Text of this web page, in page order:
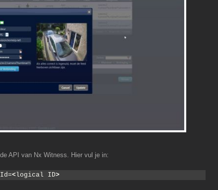
API van Nx Witness. Hier vul je in:
<logical ID>